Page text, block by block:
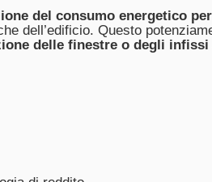
del consumo energetico
dell’edificio. Questo
delle finestre o degli infissi